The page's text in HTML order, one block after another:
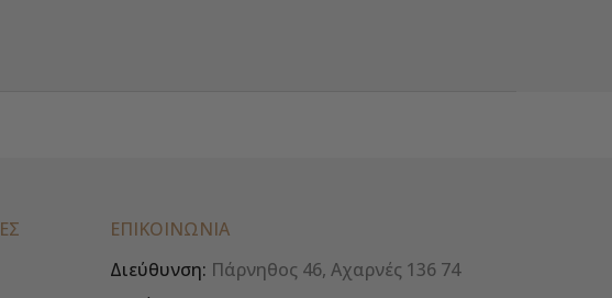
ΕΠΙΚΟΙΝΩΝΊΑ
Διεύθυνση: Πάρνηθος 46, Αχαρνές 136 74